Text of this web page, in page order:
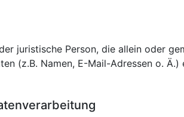
juristische Person, die allein oder
(z.B. Namen, E-Mail-Adressen o. Ä.)